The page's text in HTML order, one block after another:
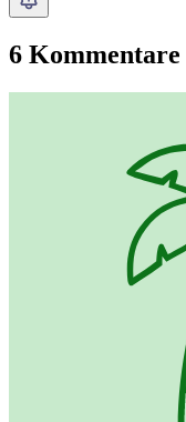
6 Kommentare